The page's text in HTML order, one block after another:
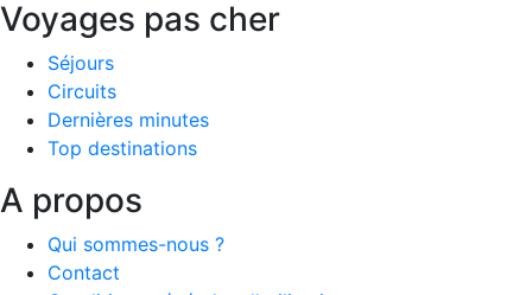
Voyages pas cher
Séjours
Circuits
Dernières minutes
Top destinations
A propos
Qui sommes-nous ?
Contact